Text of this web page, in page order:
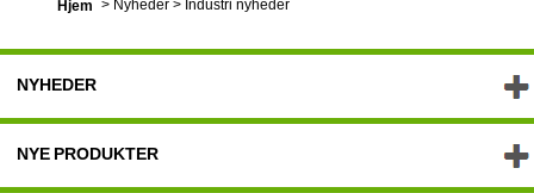
Hjem > Nyheder > Industri nyheder
NYHEDER
NYE PRODUKTER